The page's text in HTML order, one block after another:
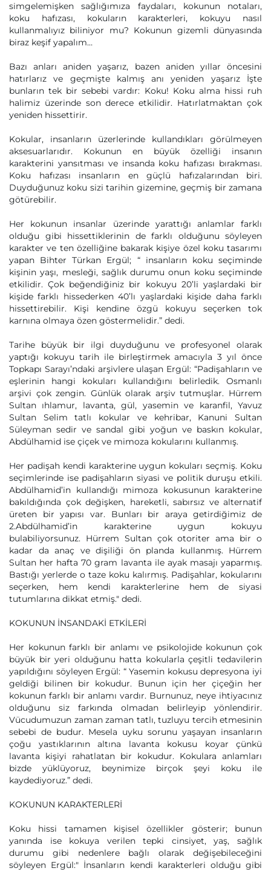
simgelemişken sağlığımıza faydaları, kokunun notaları,
koku hafızası, kokuların karakterleri, kokuyu nasıl
kullanmalıyız biliniyor mu? Kokunun gizemli dünyasında
biraz keşif yapalım…
Bazı anları aniden yaşarız, bazen aniden yıllar öncesini
hatırlarız ve geçmişte kalmış anı yeniden yaşarız İşte
bunların tek bir sebebi vardır: Koku! Koku alma hissi ruh
halimiz üzerinde son derece etkilidir. Hatırlatmaktan çok
yeniden hissettirir.
Kokular, insanların üzerlerinde kullandıkları görülmeyen
aksesuarlarıdır. Kokunun en büyük özelliği insanın
karakterini yansıtması ve insanda koku hafızası bırakması.
Koku hafızası insanların en güçlü hafızalarından biri.
Duyduğunuz koku sizi tarihin gizemine, geçmiş bir zamana
götürebilir.
Her kokunun insanlar üzerinde yarattığı anlamlar farklı
olduğu gibi hissettiklerinin de farklı olduğunu söyleyen
karakter ve ten özelliğine bakarak kişiye özel koku tasarımı
yapan Bihter Türkan Ergül; “ insanların koku seçiminde
kişinin yaşı, mesleği, sağlık durumu onun koku seçiminde
etkilidir. Çok beğendiğiniz bir kokuyu 20’li yaşlardaki bir
kişide farklı hissederken 40’lı yaşlardaki kişide daha farklı
hissettirebilir. Kişi kendine özgü kokuyu seçerken tok
karnına olmaya özen göstermelidir.” dedi.
Tarihe büyük bir ilgi duyduğunu ve profesyonel olarak
yaptığı kokuyu tarih ile birleştirmek amacıyla 3 yıl önce
Topkapı Sarayı’ndaki arşivlere ulaşan Ergül: “Padişahların ve
eşlerinin hangi kokuları kullandığını belirledik. Osmanlı
arşivi çok zengin. Günlük olarak arşiv tutmuşlar. Hürrem
Sultan ıhlamur, lavanta, gül, yasemin ve karanfil, Yavuz
Sultan Selim tatlı kokular ve kehribar, Kanuni Sultan
Süleyman sedir ve sandal gibi yoğun ve baskın kokular,
Abdülhamid ise çiçek ve mimoza kokularını kullanmış.
Her padişah kendi karakterine uygun kokuları seçmiş. Koku
seçimlerinde ise padişahların siyasi ve politik duruşu etkili.
Abdülhamid’in kullandığı mimoza kokusunun karakterine
bakıldığında çok değişken, hareketli, sabırsız ve alternatif
üreten bir yapısı var. Bunları bir araya getirdiğimiz de
2.Abdülhamid’in karakterine uygun kokuyu
bulabiliyorsunuz. Hürrem Sultan çok otoriter ama bir o
kadar da anaç ve dişiliği ön planda kullanmış. Hürrem
Sultan her hafta 70 gram lavanta ile ayak masajı yaparmış.
Bastığı yerlerde o taze koku kalırmış. Padişahlar, kokularını
seçerken, hem kendi karakterlerine hem de siyasi
tutumlarına dikkat etmiş." dedi.
KOKUNUN İNSANDAKİ ETKİLERİ
Her kokunun farklı bir anlamı ve psikolojide kokunun çok
büyük bir yeri olduğunu hatta kokularla çeşitli tedavilerin
yapıldığını söyleyen Ergül: “ Yasemin kokusu depresyona iyi
geldiği bilinen bir kokudur. Bunun için her çiçeğin her
kokunun farklı bir anlamı vardır. Burnunuz, neye ihtiyacınız
olduğunu siz farkında olmadan belirleyip yönlendirir.
Vücudumuzun zaman zaman tatlı, tuzluyu tercih etmesinin
sebebi de budur. Mesela uyku sorunu yaşayan insanların
çoğu yastıklarının altına lavanta kokusu koyar çünkü
lavanta kişiyi rahatlatan bir kokudur. Kokulara anlamları
bizde yüklüyoruz, beynimize birçok şeyi koku ile
kaydediyoruz.” dedi.
KOKUNUN KARAKTERLERİ
Koku hissi tamamen kişisel özellikler gösterir; bunun
yanında ise kokuya verilen tepki cinsiyet, yaş, sağlık
durumu gibi nedenlere bağlı olarak değişebileceğini
söyleyen Ergül:" İnsanların kendi karakterleri olduğu gibi